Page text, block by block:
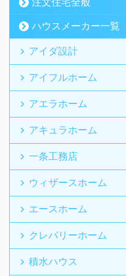
ハウスメーカー一覧
アイダ設計
アイフルホーム
アエラホーム
アキュラホーム
一条工務店
ウィザースホーム
エースホーム
クレバリーホーム
積水ハウス